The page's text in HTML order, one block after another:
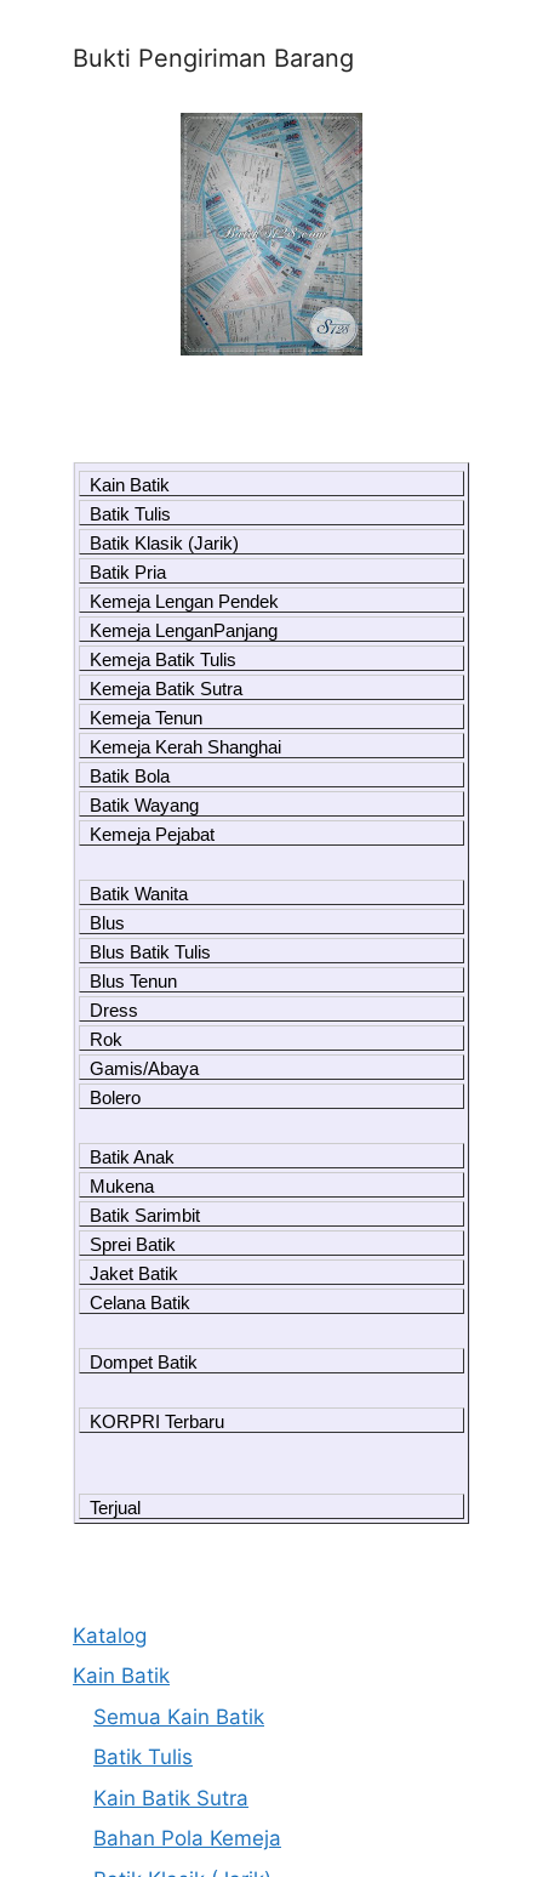
Bukti Pengiriman Barang
Kain Batik
Batik Tulis
Batik Klasik (Jarik)
Batik Pria
Kemeja Lengan Pendek
Kemeja LenganPanjang
Kemeja Batik Tulis
Kemeja Batik Sutra
Kemeja Tenun
Kemeja Kerah Shanghai
Batik Bola
Batik Wayang
Kemeja Pejabat
Batik Wanita
Blus
Blus Batik Tulis
Blus Tenun
Dress
Rok
Gamis/Abaya
Bolero
Batik Anak
Mukena
Batik Sarimbit
Sprei Batik
Jaket Batik
Celana Batik
Dompet Batik
KORPRI Terbaru
Terjual
Katalog
Kain Batik
Semua Kain Batik
Batik Tulis
Kain Batik Sutra
Bahan Pola Kemeja